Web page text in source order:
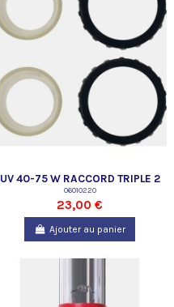
UV 40-75 W RACCORD TRIPLE 2
PCS
06010220
23,00 €
Ajouter au panier